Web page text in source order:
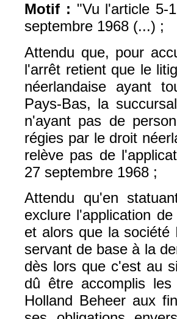
Motif : "Vu l'article 5-
septembre 1968 (...) ;
Attendu que, pour
l'arrêt retient que le
néerlandaise ayant
Pays-Bas, la
n'ayant pas de
régies par le droit
relève pas de
27 septembre 1968 ;
Attendu qu'en
exclure l'application
et alors que la société
servant de base à la
dès lors que c'est au
dû être accomplis
Holland Beheer aux